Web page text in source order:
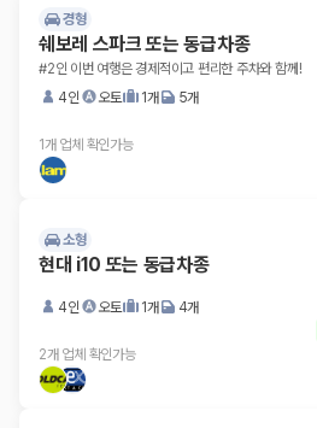
경형
쉐보레 스파크 또는 동급차종
#2인 이번 여행은 경제적이고 편리한 주차와 함께!
4인
오토 1개 5개
1개 업체 확인가능
소형
현대 i10 또는 동급차종
4인 오토 1개 4개
2개 업체 확인가능